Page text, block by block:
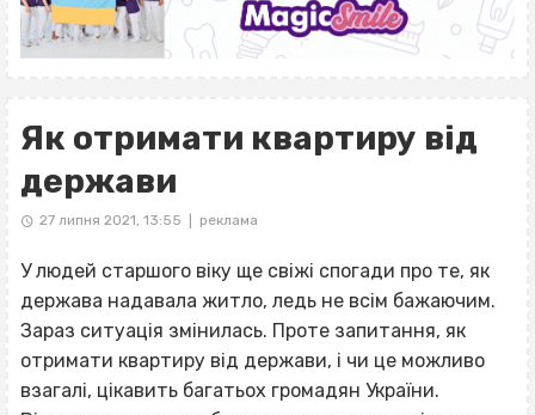
Як отримати квартиру від
держави
27 липня 2021, 13:55 реклама
У людей старшого віку ще свіжі спогади про те, як
держава надавала житло, ледь не всім бажаючим.
Зараз ситуація змінилась. Проте запитання, як
отримати квартиру від держави, і чи це можливо
взагалі, цікавить багатьох громадян України.